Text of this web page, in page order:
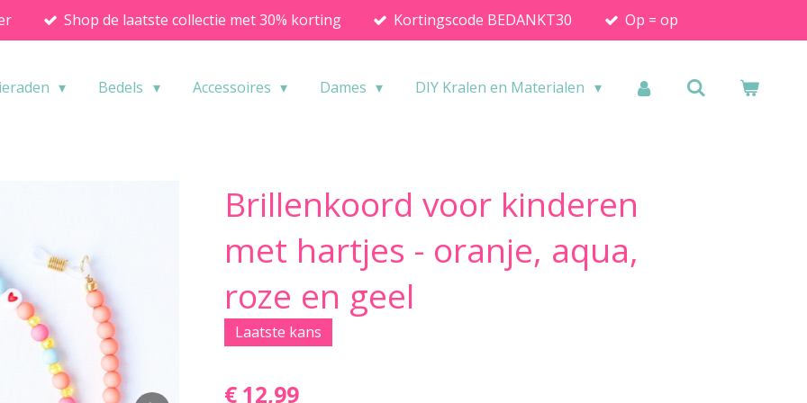
Shop de laatste collectie met 30% korting Kortingscode BEDANKT30 Op = op
Bedels Accessoires Dames DIY Kralen en Materialen
Brillenkoord voor kinderen
met hartjes - oranje, aqua,
roze en geel
Laatste kans
€ 12,99